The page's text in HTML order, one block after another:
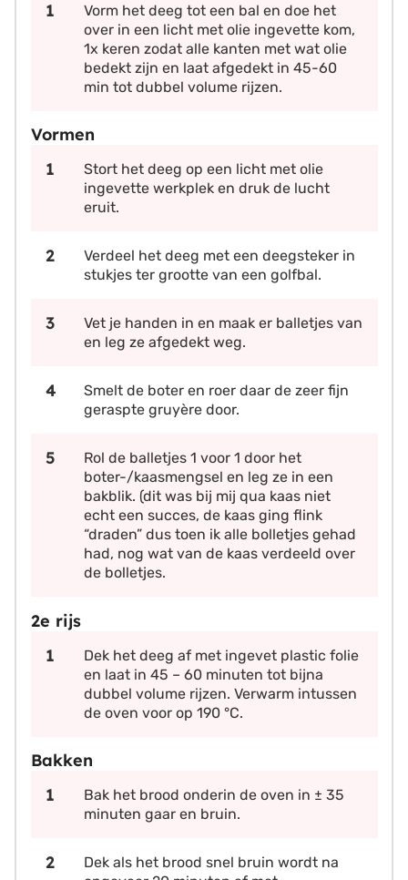
Vorm het deeg tot een bal en doe het
over in een licht met olie ingevette kom,
1x keren zodat alle kanten met wat olie
bedekt zijn en laat afgedekt in 45-60
min tot dubbel volume rijzen.
Vormen
Stort het deeg op een licht met olie
ingevette werkplek en druk de lucht
eruit.
Verdeel het deeg met een deegsteker in
stukjes ter grootte van een golfbal.
Vet je handen in en maak er balletjes van
en leg ze afgedekt weg.
Smelt de boter en roer daar de zeer fijn
geraspte gruyère door.
Rol de balletjes 1 voor 1 door het
boter-/kaasmengsel en leg ze in een
bakblik. (dit was bij mij qua kaas niet
echt een succes, de kaas ging flink
“draden” dus toen ik alle bolletjes gehad
had, nog wat van de kaas verdeeld over
de bolletjes.
2e rijs
Dek het deeg af met ingevet plastic folie
en laat in 45 – 60 minuten tot bijna
dubbel volume rijzen. Verwarm intussen
de oven voor op 190 °C.
Bakken
Bak het brood onderin de oven in ± 35
minuten gaar en bruin.
Dek als het brood snel bruin wordt na